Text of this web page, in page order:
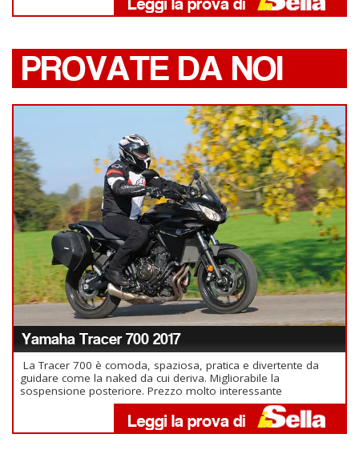
PROVATE DA NOI
Yamaha Tracer 700 2017
La Tracer 700 è comoda, spaziosa, pratica e divertente da
guidare come la naked da cui deriva. Migliorabile la
sospensione posteriore. Prezzo molto interessante